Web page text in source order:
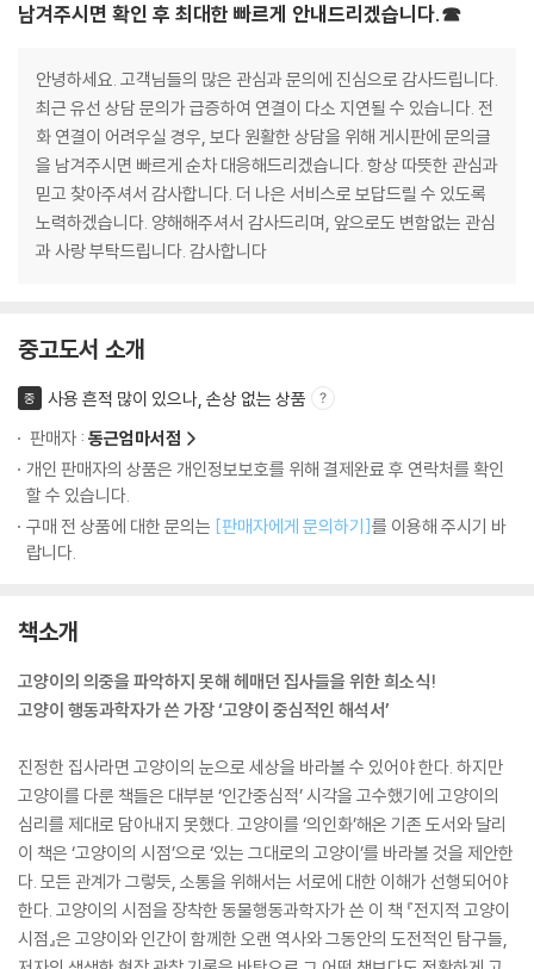
남겨주시면 확인 후 최대한 빠르게 안내드리겠습니다.☎
안녕하세요. 고객님들의 많은 관심과 문의에 진심으로 감사드립니다.
최근 유선 상담 문의가 급증하여 연결이 다소 지연될 수 있습니다. 전
화 연결이 어려우실 경우, 보다 원활한 상담을 위해 게시판에 문의글
을 남겨주시면 빠르게 순차 대응해드리겠습니다. 항상 따뜻한 관심과
믿고 찾아주셔서 감사합니다. 더 나은 서비스로 보답드릴 수 있도록
노력하겠습니다. 양해해주셔서 감사드리며, 앞으로도 변함없는 관심
과 사랑 부탁드립니다. 감사합니다
중고도서 소개
중
사용 흔적 많이 있으나, 손상 없는 상품
판매자 : 동근엄마서점
개인 판매자의 상품은 개인정보보호를 위해 결제완료 후 연락처를 확인
할 수 있습니다.
구매 전 상품에 대한 문의는 [판매자에게 문의하기]를 이용해 주시기 바
랍니다.
책소개
고양이의 의중을 파악하지 못해 헤매던 집사들을 위한 희소식!
고양이 행동과학자가 쓴 가장 ‘고양이 중심적인 해석서’
진정한 집사라면 고양이의 눈으로 세상을 바라볼 수 있어야 한다. 하지만
고양이를 다룬 책들은 대부분 ‘인간중심적’ 시각을 고수했기에 고양이의
심리를 제대로 담아내지 못했다. 고양이를 ‘의인화’해온 기존 도서와 달리
이 책은 ‘고양이의 시점’으로 ‘있는 그대로의 고양이’를 바라볼 것을 제안한
다. 모든 관계가 그렇듯, 소통을 위해서는 서로에 대한 이해가 선행되어야
한다. 고양이의 시점을 장착한 동물행동과학자가 쓴 이 책 『전지적 고양이
시점』은 고양이와 인간이 함께한 오랜 역사와 그동안의 도전적인 탐구들,